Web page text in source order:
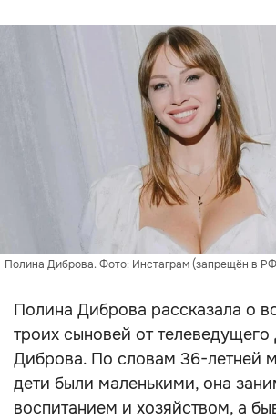
Полина Диброва. Фото: Инстаграм (запрещён в
Полина Диброва рассказала о
троих сыновей от
Диброва. По словам 36-летней
дети были маленькими, она
воспитанием и хозяйством, а